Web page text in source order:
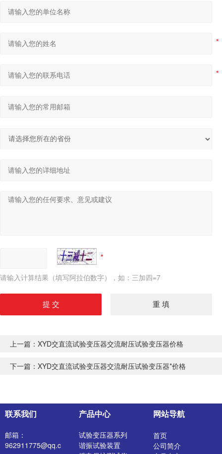
请输入计算结果（填写阿拉伯数字），如：三加四=7
上一篇： XYD交直流试验变压器交流耐压试验变压器价格
下一篇： XYD交直流试验变压器交流耐压试验变压器*价格
联系我们
邮箱：
962911775@qq.c
产品中心
试验变压器系列
谐振试验装置
网站导航
首页
公司简介